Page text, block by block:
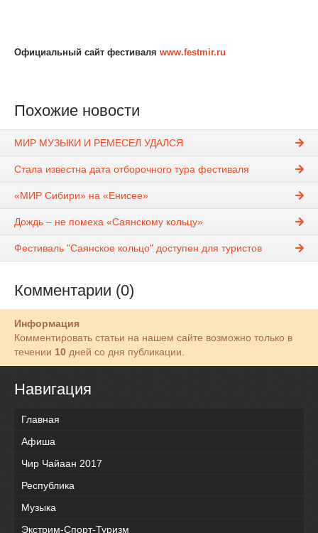
Официальный сайт фестиваля www.festmir.ru
Похожие новости
МИР МУЗЫКИ И РЕМЕСЕЛ УДАЛСЯ
Стала известна дата отборочного тура фестиваля
«МИР Сибири» на «Енисее»
Дождь – не помеха «Саянскому кольцу»
Фестиваль "Саянское кольцо" доступен для туристов
Комментарии (0)
Информация
Комментировать статьи на нашем сайте возможно только в
течении 10 дней со дня публикации.
Навигация
Главная
Афиша
Чир Чайаан 2017
Республика
Музыка
Экстрим-Спорт-Туризм